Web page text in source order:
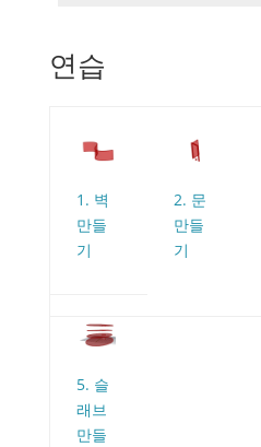
연습
1. 벽
만들
기
2. 문
만들
기
5. 슬
래브
만들